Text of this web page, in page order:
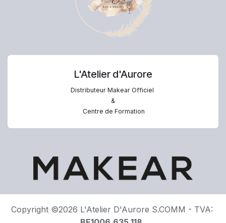
L'Atelier d'Aurore
Distributeur Makear Officiel
&
Centre de Formation
Copyright ©2026 L'Atelier D'Aurore S.COMM - TVA: